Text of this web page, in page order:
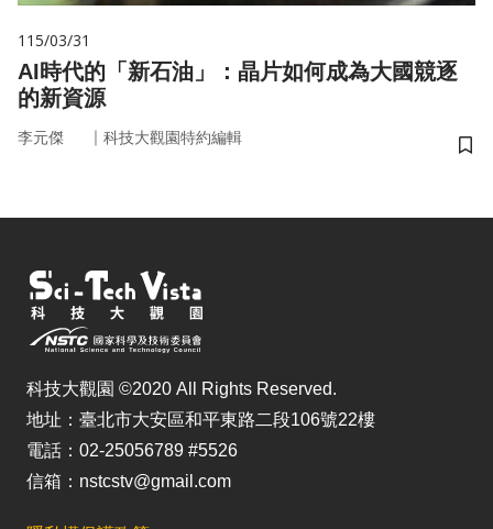
115/03/31
AI時代的「新石油」：晶片如何成為大國競逐
的新資源
李元傑 ｜ 科技大觀園特約編輯
儲
科技大觀園 ©2020 All Rights Reserved.
地址：臺北市大安區和平東路二段106號22樓
電話：02-25056789 #5526
信箱：nstcstv@gmail.com